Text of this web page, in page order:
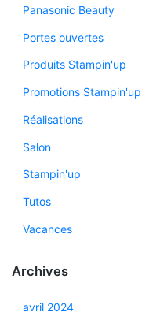
Panasonic Beauty
Portes ouvertes
Produits Stampin'up
Promotions Stampin'up
Réalisations
Salon
Stampin'up
Tutos
Vacances
Archives
avril 2024